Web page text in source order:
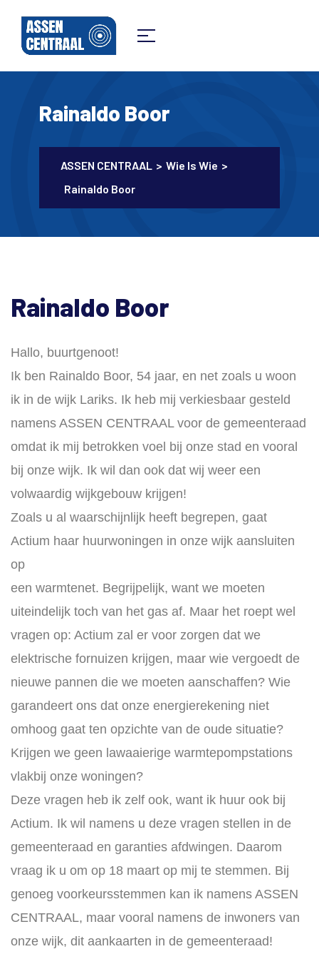
Rainaldo Boor
ASSEN CENTRAAL > Wie Is Wie >
Rainaldo Boor
Rainaldo Boor
Hallo, buurtgenoot!
Ik ben Rainaldo Boor, 54 jaar, en net zoals u woon
ik in de wijk Lariks. Ik heb mij verkiesbaar gesteld
namens ASSEN CENTRAAL voor de gemeenteraad
omdat ik mij betrokken voel bij onze stad en vooral
bij onze wijk. Ik wil dan ook dat wij weer een
volwaardig wijkgebouw krijgen!
Zoals u al waarschijnlijk heeft begrepen, gaat
Actium haar huurwoningen in onze wijk aansluiten
op
een warmtenet. Begrijpelijk, want we moeten
uiteindelijk toch van het gas af. Maar het roept wel
vragen op: Actium zal er voor zorgen dat we
elektrische fornuizen krijgen, maar wie vergoedt de
nieuwe pannen die we moeten aanschaffen? Wie
garandeert ons dat onze energierekening niet
omhoog gaat ten opzichte van de oude situatie?
Krijgen we geen lawaaierige warmtepompstations
vlakbij onze woningen?
Deze vragen heb ik zelf ook, want ik huur ook bij
Actium. Ik wil namens u deze vragen stellen in de
gemeenteraad en garanties afdwingen. Daarom
vraag ik u om op 18 maart op mij te stemmen. Bij
genoeg voorkeursstemmen kan ik namens ASSEN
CENTRAAL, maar vooral namens de inwoners van
onze wijk, dit aankaarten in de gemeenteraad!